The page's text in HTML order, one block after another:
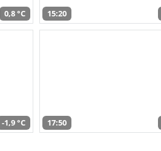
0,8 °C 15:20
-1,9 °C 17:50